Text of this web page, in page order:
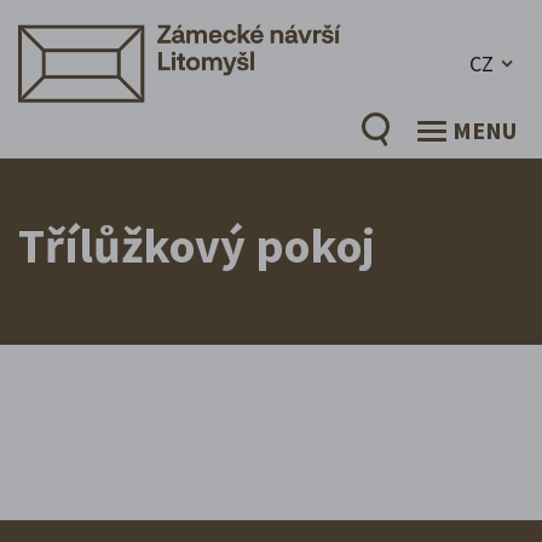
CZ
MENU
Třílůžkový pokoj